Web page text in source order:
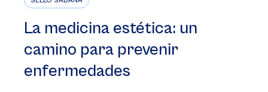
La medicina estética: un
camino para prevenir
enfermedades